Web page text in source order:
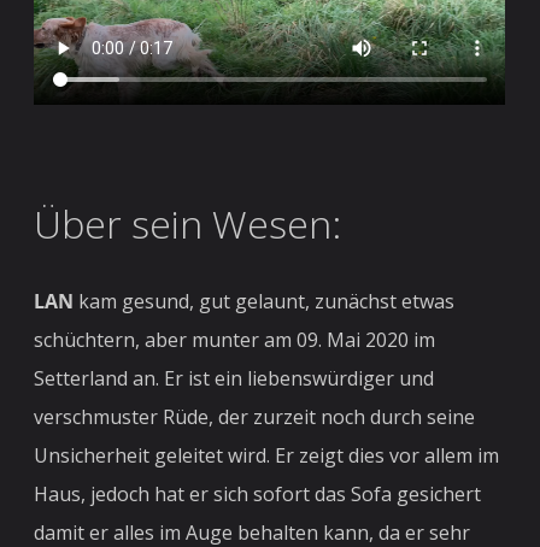
Über sein Wesen:
LAN kam gesund, gut gelaunt, zunächst etwas
schüchtern, aber munter am 09. Mai 2020 im
Setterland an. Er ist ein liebenswürdiger und
verschmuster Rüde, der zurzeit noch durch seine
Unsicherheit geleitet wird. Er zeigt dies vor allem im
Haus, jedoch hat er sich sofort das Sofa gesichert
damit er alles im Auge behalten kann, da er sehr